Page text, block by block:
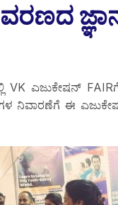
ಎಜುಕೇಷನ್
ನಿವಾರಣೆಗೆ ಈ